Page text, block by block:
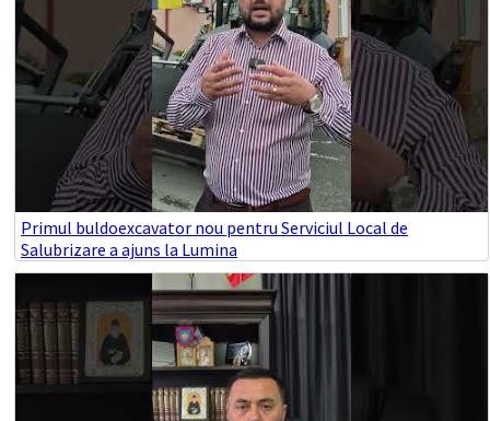
Primul buldoexcavator nou pentru Serviciul Local de
Salubrizare a ajuns la Lumina